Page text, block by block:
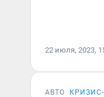
22 июля, 2023,
АВТО